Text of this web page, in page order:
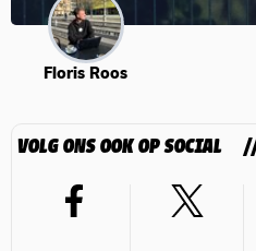
Floris Roos
VOLG ONS OOK OP SOCIAL